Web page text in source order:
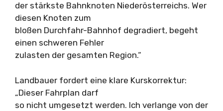
der stärkste Bahnknoten Niederösterreichs. Wer
diesen Knoten zum
bloßen Durchfahr-Bahnhof degradiert, begeht
einen schweren Fehler
zulasten der gesamten Region.“
Landbauer fordert eine klare Kurskorrektur:
„Dieser Fahrplan darf
so nicht umgesetzt werden. Ich verlange von der